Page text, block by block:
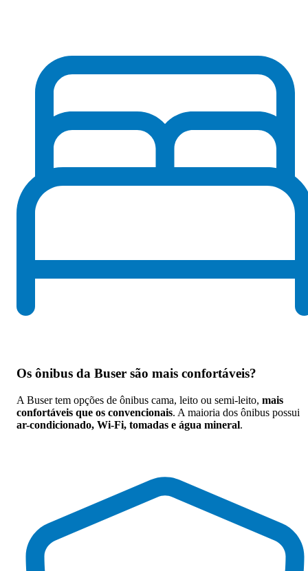
Os ônibus da Buser são mais confortáveis?
A Buser tem opções de ônibus cama, leito ou semi-leito, mais
confortáveis que os convencionais. A maioria dos ônibus possui
ar-condicionado, Wi-Fi, tomadas e água mineral.